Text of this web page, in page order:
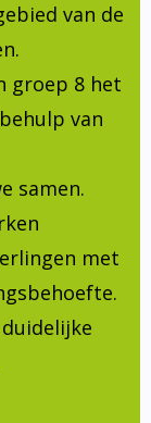
van de
groep 8 het
van
samen.
met